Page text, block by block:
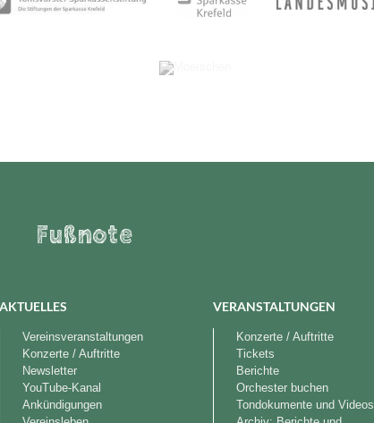
Fußnote
AKTUELLES
Vereinsveranstaltungen
Konzerte / Auftritte
Newsletter
YouTube-Kanal
Ankündigungen
VERANSTALTUNGEN
Konzerte / Auftritte
Tickets
Berichte
Orchester buchen
Tondokumente und Videos